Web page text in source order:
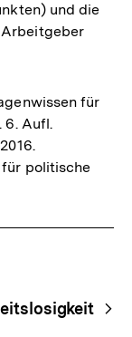
und die
Arbeitgeber
für
6. Aufl.
für politische